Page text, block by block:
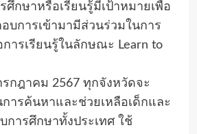
ศึกษาหรือเรียนรู้มีเป้าหมายเพื่อ
บการเข้ามามีส่วนร่วมในการ
ารเรียนรู้ในลักษณะ Learn to
กฎาคม 2567 ทุกจังหวัดจะ
การค้นหาและช่วยเหลือเด็กและ
การศึกษาทั้งประเทศ ใช้